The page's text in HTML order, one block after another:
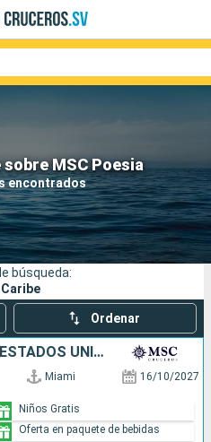
MSC Poesia
encontrados
Compañías
Buscar
búsqueda:
Caribe
Ordenar
ISLAS CAIMÁN, JAMAICA, ESTADOS UNIDOS
Miami 16/10/2027
Niños Gratis
Oferta en paquete de bebidas